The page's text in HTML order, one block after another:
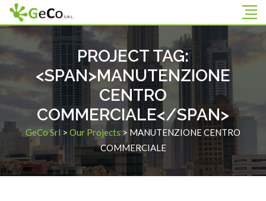
PROJECT TAG:
<SPAN>MANUTENZIONE
CENTRO
COMMERCIALE</SPAN>
GeCo Srl > Our Projects>MANUTENZIONE CENTRO
COMMERCIALE